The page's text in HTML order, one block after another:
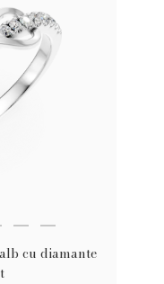
cu diamante